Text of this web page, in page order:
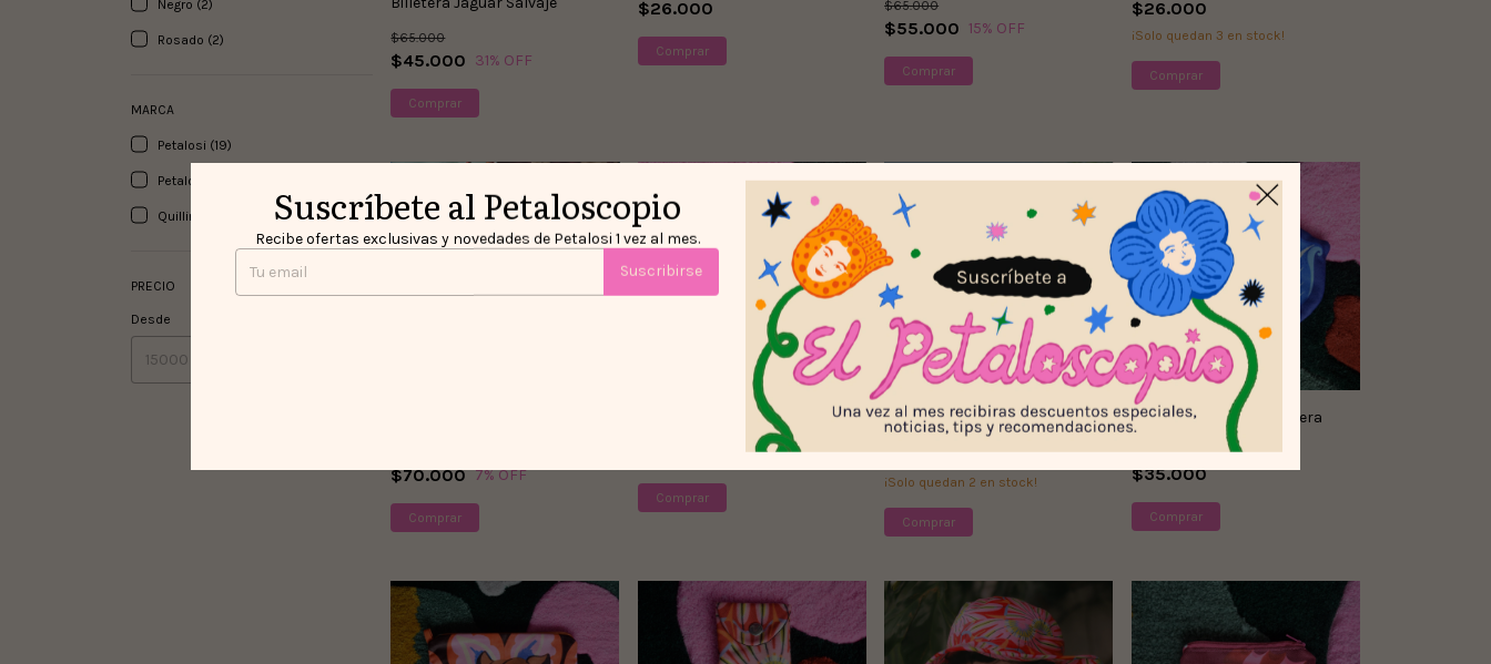
Negro (2)
Rosado (2)
MARCA
Petalosi (19)
Petalosi X Gallardía (1)
Quilling Monkey X Petalosi (3)
PRECIO
Desde
$45.000
$65.000
31% OFF
$26.000
$55.000
$65.000
15% OFF
$26.000
¡Solo quedan 3 en stock!
$70.000 7% OFF
Monedero Floripondia Collar anturio
$100.000
¡Solo quedan 2 en stock!
Comprar
Cartuchera/Cosmetiquera
Anturio
$35.000
Suscríbete al Petaloscopio
Recibe ofertas exclusivas y novedades de Petalosi 1 vez al mes.
Suscribirse